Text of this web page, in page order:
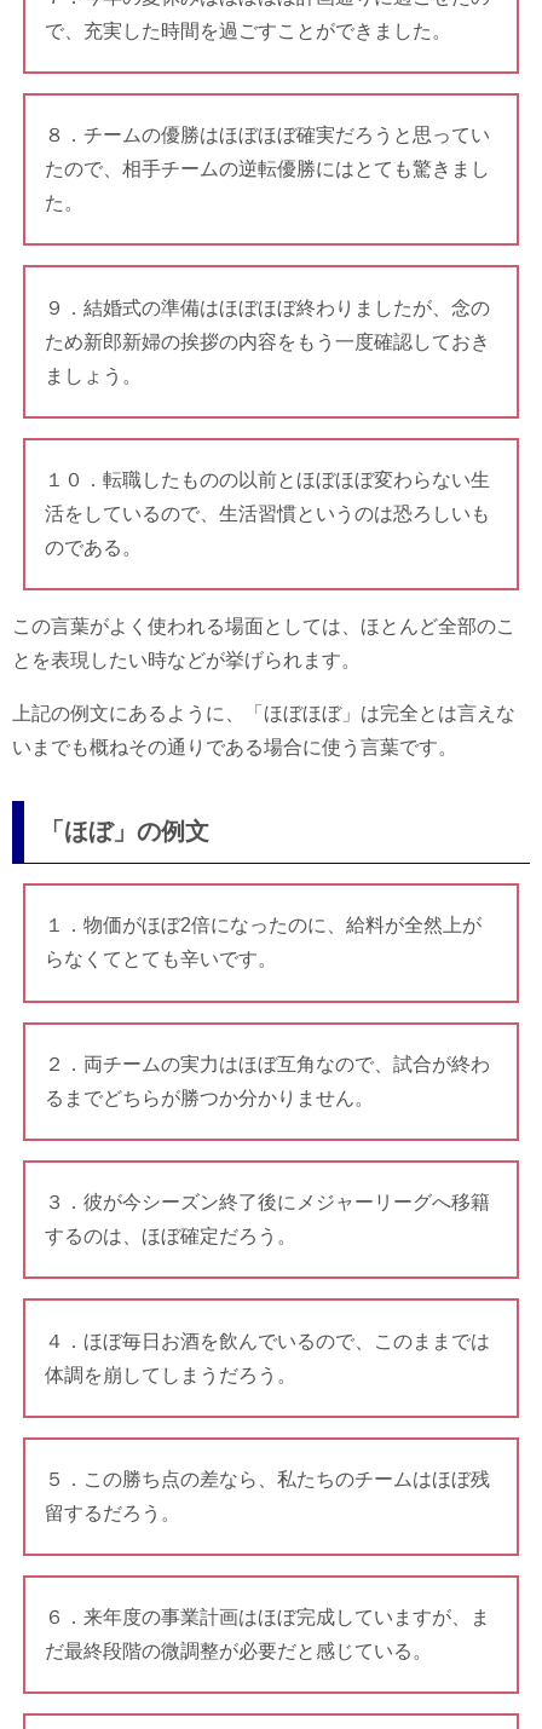
で、充実した時間を過ごすことができました。
８．チームの優勝はほぼほぼ確実だろうと思ってい
たので、相手チームの逆転優勝にはとても驚きまし
た。
９．結婚式の準備はほぼほぼ終わりましたが、念の
ため新郎新婦の挨拶の内容をもう一度確認しておき
ましょう。
１０．転職したものの以前とほぼほぼ変わらない生
活をしているので、生活習慣というのは恐ろしいも
のである。
この言葉がよく使われる場面としては、ほとんど全部のこ
とを表現したい時などが挙げられます。
上記の例文にあるように、「ほぼほぼ」は完全とは言えな
いまでも概ねその通りである場合に使う言葉です。
「ほぼ」の例文
１．物価がほぼ2倍になったのに、給料が全然上が
らなくてとても辛いです。
２．両チームの実力はほぼ互角なので、試合が終わ
るまでどちらが勝つか分かりません。
３．彼が今シーズン終了後にメジャーリーグへ移籍
するのは、ほぼ確定だろう。
４．ほぼ毎日お酒を飲んでいるので、このままでは
体調を崩してしまうだろう。
５．この勝ち点の差なら、私たちのチームはほぼ残
留するだろう。
６．来年度の事業計画はほぼ完成していますが、ま
だ最終段階の微調整が必要だと感じている。